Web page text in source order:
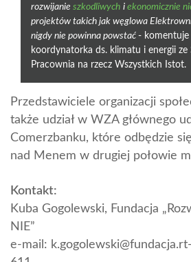
rozwijanie szkodliwych i ekonomicznie
projektów takich jak węglowa
nigdy nie powinna powstać - komentuje
koordynatorka ds. klimatu i energii ze
Pracownia na rzecz Wszystkich Istot.
Przedstawiciele organizacji
także udział w WZA głównego
Comerzbanku, które odbędzie
nad Menem w drugiej połowie
Kontakt:
Kuba Gogolewski, Fundacja
NIE”
e-mail: